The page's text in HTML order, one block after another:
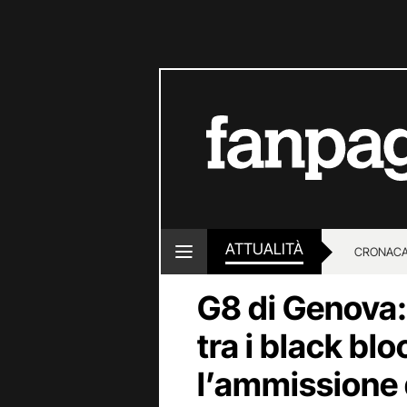
ATTUALITÀ
LOTTO E
G8 di
tra i black